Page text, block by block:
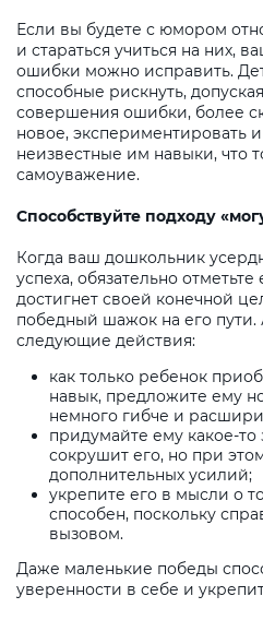
Если вы будете с юмором
и стараться учиться на них,
ошибки можно исправить.
способные рискнуть,
совершения ошибки, более
новое, экспериментировать
неизвестные им навыки, что
самоуважение.
Способствуйте подходу
Когда ваш дошкольник
успеха, обязательно
достигнет своей конечной
победный шажок на его пути.
следующие действия:
как только ребенок
навык, предложите ему
немного гибче и
придумайте ему какое-то
сокрушит его, но при
дополнительных усилий;
укрепите его в мысли о
способен, поскольку
вызовом.
Даже маленькие победы
уверенности в себе и